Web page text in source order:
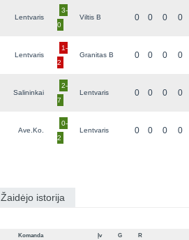
Lentvaris
3-
0
Viltis B 0 0 0 0
Lentvaris
1-
2
Granitas B 0 0 0 0
Salininkai
2-
7
Lentvaris 0 0 0 0
Ave.Ko.
0-
2
Lentvaris 0 0 0 0
Žaidėjo istorija
Komanda Įv G R